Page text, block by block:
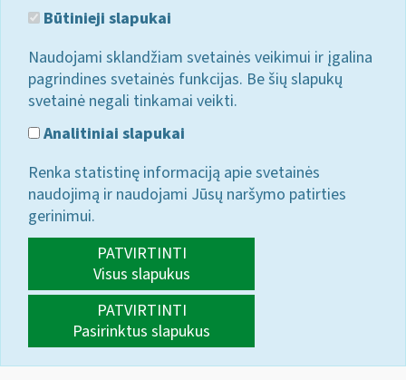
Būtinieji slapukai
Naudojami sklandžiam svetainės veikimui ir įgalina
pagrindines svetainės funkcijas. Be šių slapukų
svetainė negali tinkamai veikti.
Analitiniai slapukai
Renka statistinę informaciją apie svetainės
naudojimą ir naudojami Jūsų naršymo patirties
gerinimui.
PATVIRTINTI
Visus slapukus
PATVIRTINTI
Pasirinktus slapukus